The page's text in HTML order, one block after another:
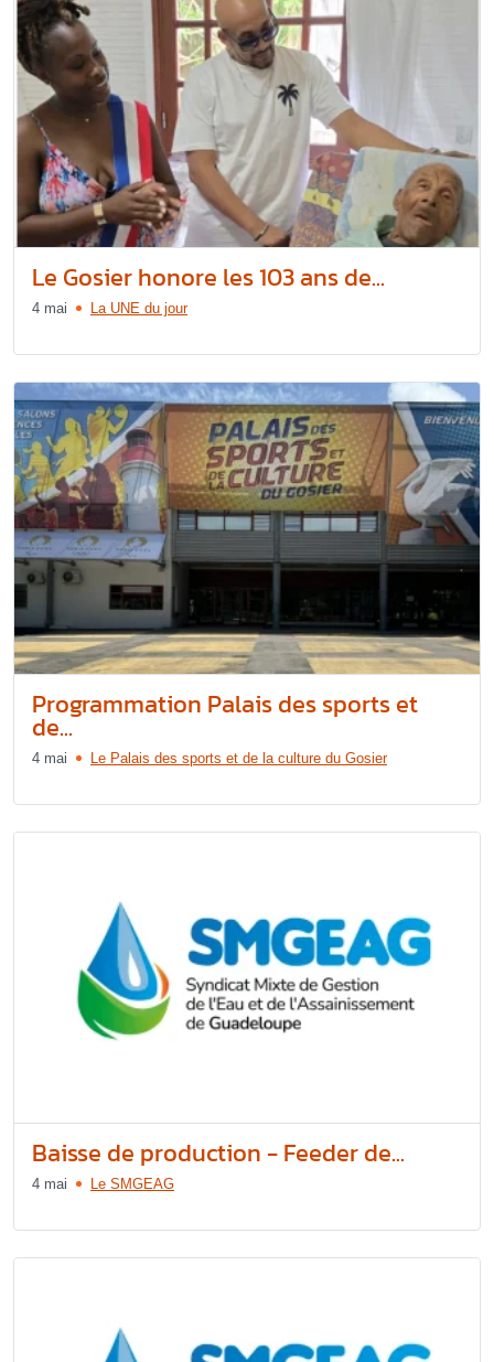
Le Gosier honore les 103 ans de...
4 mai La UNE du jour
Programmation Palais des sports et
de...
4 mai Le Palais des sports et de la culture du Gosier
Baisse de production - Feeder de...
4 mai Le SMGEAG